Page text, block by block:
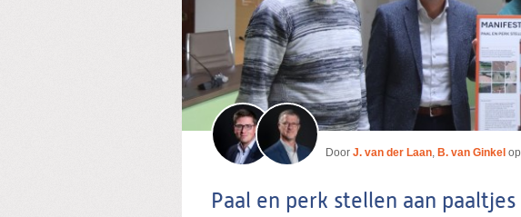
Door J. van der Laan, B. van Ginkel op
Paal en perk stellen aan paaltjes